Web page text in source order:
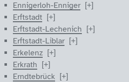
Ennigerloh-Enniger
Erftstadt
Erftstadt-Lechenich
Erftstadt-Liblar
Erkelenz
Erkrath
Erndtebrück